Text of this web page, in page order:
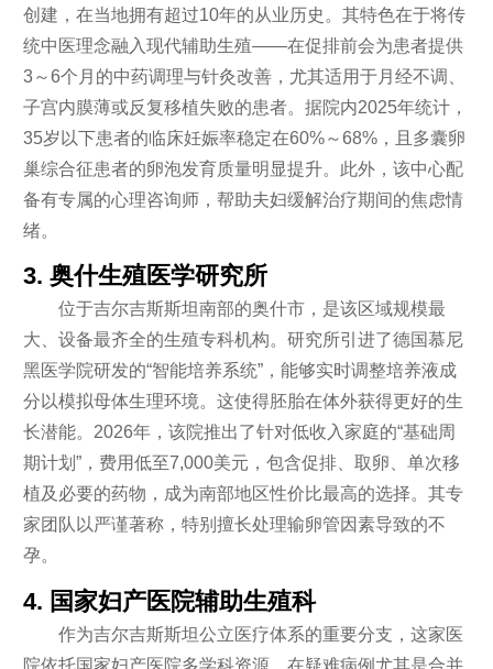
创建，在当地拥有超过10年的从业历史。其特色在于将传
统中医理念融入现代辅助生殖——在促排前会为患者提供
3～6个月的中药调理与针灸改善，尤其适用于月经不调、
子宫内膜薄或反复移植失败的患者。据院内2025年统计，
35岁以下患者的临床妊娠率稳定在60%～68%，且多囊卵
巢综合征患者的卵泡发育质量明显提升。此外，该中心配
备有专属的心理咨询师，帮助夫妇缓解治疗期间的焦虑情
绪。
3. 奥什生殖医学研究所
位于吉尔吉斯斯坦南部的奥什市，是该区域规模最
大、设备最齐全的生殖专科机构。研究所引进了德国慕尼
黑医学院研发的“智能培养系统”，能够实时调整培养液成
分以模拟母体生理环境。这使得胚胎在体外获得更好的生
长潜能。2026年，该院推出了针对低收入家庭的“基础周
期计划”，费用低至7,000美元，包含促排、取卵、单次移
植及必要的药物，成为南部地区性价比最高的选择。其专
家团队以严谨著称，特别擅长处理输卵管因素导致的不
孕。
4. 国家妇产医院辅助生殖科
作为吉尔吉斯斯坦公立医疗体系的重要分支，这家医
院依托国家妇产医院多学科资源，在疑难病例尤其是合并